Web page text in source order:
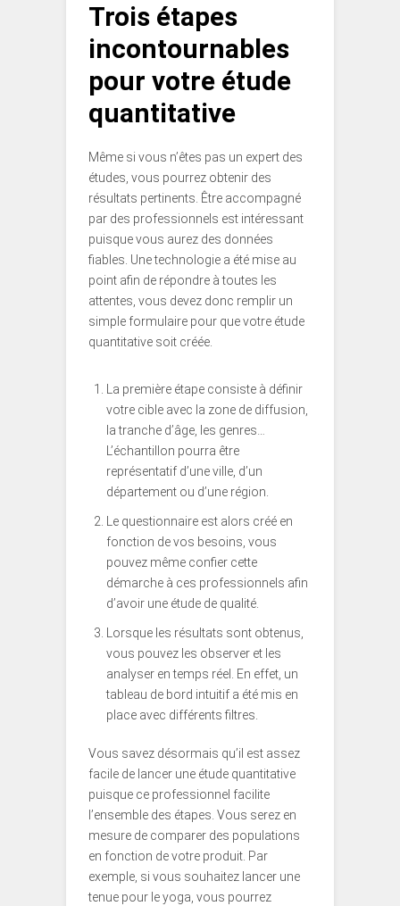
Trois étapes
incontournables
pour votre étude
quantitative
Même si vous n’êtes pas un expert des
études, vous pourrez obtenir des
résultats pertinents. Être accompagné
par des professionnels est intéressant
puisque vous aurez des données
fiables. Une technologie a été mise au
point afin de répondre à toutes les
attentes, vous devez donc remplir un
simple formulaire pour que votre étude
quantitative soit créée.
La première étape consiste à définir
votre cible avec la zone de diffusion,
la tranche d’âge, les genres…
L’échantillon pourra être
représentatif d’une ville, d’un
département ou d’une région.
Le questionnaire est alors créé en
fonction de vos besoins, vous
pouvez même confier cette
démarche à ces professionnels afin
d’avoir une étude de qualité.
Lorsque les résultats sont obtenus,
vous pouvez les observer et les
analyser en temps réel. En effet, un
tableau de bord intuitif a été mis en
place avec différents filtres.
Vous savez désormais qu’il est assez
facile de lancer une étude quantitative
puisque ce professionnel facilite
l’ensemble des étapes. Vous serez en
mesure de comparer des populations
en fonction de votre produit. Par
exemple, si vous souhaitez lancer une
tenue pour le yoga, vous pourrez